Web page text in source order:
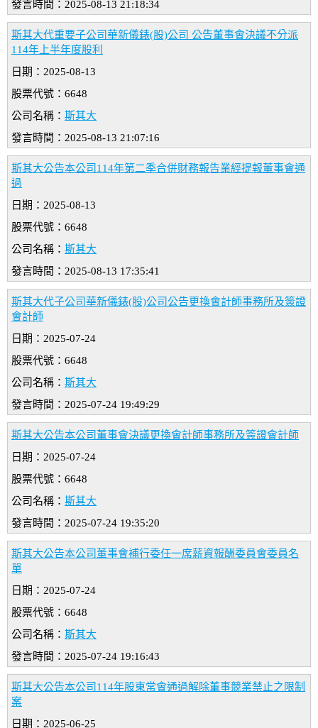
發言時間：2025-08-13 21:18:34
斯其大代重要子公司華新儀錶(股)公司 公告董事會決議不分派
114年上半年度股利
日期：2025-08-13
股票代號：6648
公司名稱： 斯其大
發言時間：2025-08-13 21:07:16
斯其大公告本公司114年第二季合併財務報告業經提報董事會通
過
日期：2025-08-13
股票代號：6648
公司名稱： 斯其大
發言時間：2025-08-13 17:35:41
斯其大代子公司華新儀錶(股)公司公告更換會計師事務所及簽證
會計師
日期：2025-07-24
股票代號：6648
公司名稱： 斯其大
發言時間：2025-07-24 19:49:29
斯其大公告本公司董事會決議更換會計師事務所及簽證會計師
日期：2025-07-24
股票代號：6648
公司名稱： 斯其大
發言時間：2025-07-24 19:35:20
斯其大公告本公司董事會補行委任一席薪資報酬委員會委員名
單
日期：2025-07-24
股票代號：6648
公司名稱： 斯其大
發言時間：2025-07-24 19:16:43
斯其大公告本公司114年股東常會通過解除董事競業禁止之限制
案
日期：2025-06-25